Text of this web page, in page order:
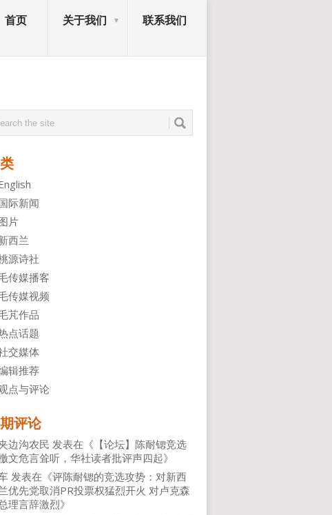
首页 关于我们 联系我们
际新闻
片
西兰
源诗社
传媒播客
传媒视频
芃作品
点话题
交媒体
辑推荐
点与评论
评论
边沟农民 发表在《 【论坛】陈耐锶竞选
文危言耸听，华社读者批评声四起》
发表在《评陈耐锶的竞选攻势：对新西
优先党取消PR投票权猛烈开火 对卢克森
理言辞激烈》